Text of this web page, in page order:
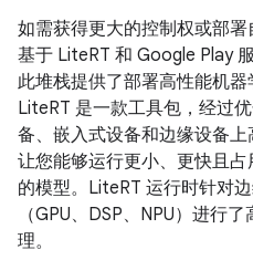
如需获得更大的控制权或部
基于 LiteRT 和 Google Play
此堆栈提供了部署高性能机器
LiteRT 是一款工具包，经过
备、嵌入式设备和边缘设备上
让您能够运行更小、更快且
的模型。LiteRT 运行时针对
（GPU、DSP、NPU）进行
理。